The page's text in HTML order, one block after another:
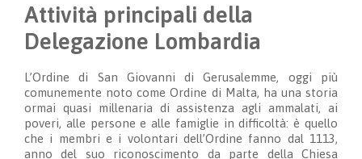
Attività principali della
Delegazione Lombardia
L’Ordine di San Giovanni di Gerusalemme, oggi più
comunemente noto come Ordine di Malta, ha una storia
ormai quasi millenaria di assistenza agli ammalati, ai
poveri, alle persone e alle famiglie in difficoltà: è quello
che i membri e i volontari dell’Ordine fanno dal 1113,
anno del suo riconoscimento da parte della Chiesa